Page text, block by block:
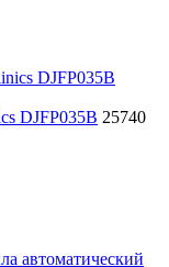
DJFP035B 25740